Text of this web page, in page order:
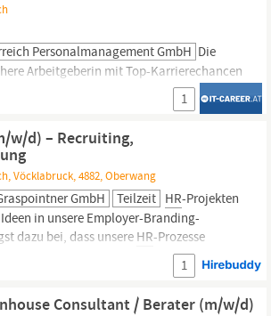
Personalmanagement GmbH Die
Arbeitgeberin mit Top-Karrierechancen
auf Nachhaltigkeit. Mit ihren vielseitigen
Energie bis Entsorgung – bietet sie ein
Für unserTochterunternehmen
Personalmanagement GmbH, suchen
(ALL...
1
w/d) – Recruiting,
Vöcklabruck, 4882, Oberwang
GmbH Teilzeit HR-Projekten
in unsere Employer-Branding-
dazu bei, dass unsere HR-Prozesse
sind Womit du uns begeistern kannst
Ausbildung, gerne mit
im Personalbereich wünschenswert...
1
Consultant / Berater (m/w/d)